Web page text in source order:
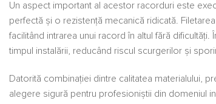
Un aspect important al acestor racorduri este
perfectă și o rezistență mecanică ridicată.
facilitând intrarea unui racord în altul fără
timpul instalării, reducând riscul scurgerilor și
Datorită combinației dintre calitatea materialului,
alegere sigură pentru profesioniștii din domeniul